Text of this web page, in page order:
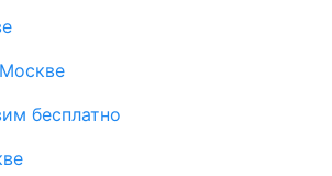
бесплатно